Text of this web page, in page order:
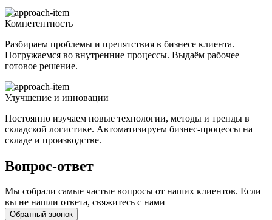
Компетентность
Разбираем проблемы и препятствия в бизнесе клиента.
Погружаемся во внутренние процессы. Выдаём рабочее
готовое решение.
Улучшение и инновации
Постоянно изучаем новые технологии, методы и тренды в
складской логистике. Автоматизируем бизнес-процессы на
складе и производстве.
Вопрос-ответ
Мы собрали самые частые вопросы от наших клиентов. Если
вы не нашли ответа, свяжитесь с нами
Обратный звонок